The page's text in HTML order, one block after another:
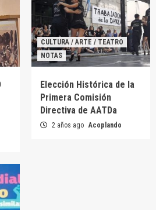
CULTURA / ARTE / TEATRO
NOTAS
Elección Histórica de la
Primera Comisión
Directiva de AATDa
2 años ago Acoplando